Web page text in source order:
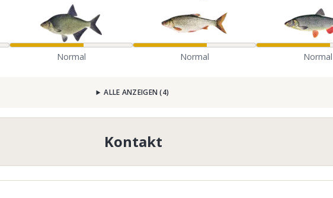
Normal Normal Normal
ALLE ANZEIGEN(4)
Kontakt